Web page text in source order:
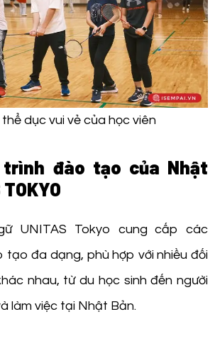
thể dục vui vẻ của học viên
trình đào tạo của Nhật
UNITAS Tokyo cung cấp các
tạo đa dạng, phù hợp với nhiều đối
nhau, từ du học sinh đến người
làm việc tại Nhật Bản.